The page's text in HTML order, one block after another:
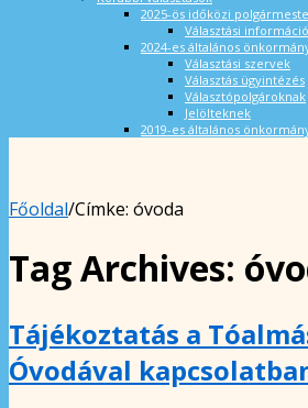
2025-ös időközi
Választási
2024-es általános
Választási szervek
Választás ügyintézés
Választópolgároknak
Jelölteknek
2019-es általános
Főoldal/Címke: óvoda
Tag Archives:
Tájékoztatás a
Óvodával